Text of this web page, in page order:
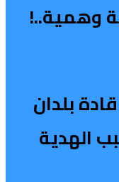
وهمية..!
قادة بلدان
الهدية